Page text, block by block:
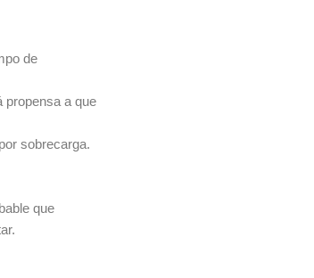
de
propensa a que
sobrecarga.
que